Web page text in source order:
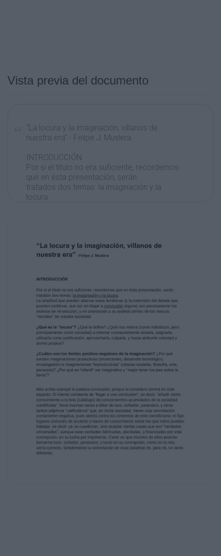
Vista previa del documento
“La locura y la imaginación, villanos de
nuestra era” - Felipe J. Muslera
INTRODUCCIÓN
Por si el título no era suficiente, recordemos
que en ésta presentación, serán
tratados dos temas: la imaginación y la
locura.
motivos de mi elección, y mi orientación a su
análisis dentro de los marcos
¿Qué es la “locura”? ¿Qué la define? ¿Qué nos
motiva (como individuos, pero
principalmente como sociedad) a intentar
constantemente aislarla, asignarla,
utilizarla como justificación, aprovecharla,
culparla, y hasta atribuirle voluntad y
ánimo propios?
¿Cuáles son los límites positivo-negativos de
la imaginación? ¿Por qué
existen imaginaciones productivas
(invenciones, desarrollo tecnológico,
“improductivas” (utopías sociales, filosofía,
arte,
paranoia)? ¿Por qué es “infantil” ser
imaginativo y “mejor tener los pies sobre la
tierra”?
Más arriba subrayé la palabra conclusión,